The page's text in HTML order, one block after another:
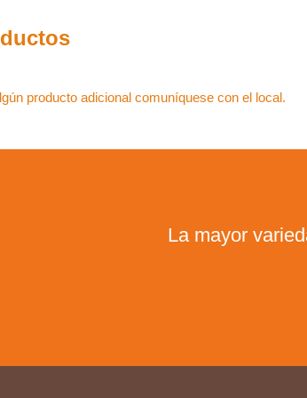
producto adicional comuníquese con el local.
La mayor